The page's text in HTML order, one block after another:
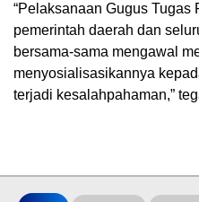
“Pelaksanaan Gugus Tugas
pemerintah daerah dan
bersama-sama mengawal
menyosialisasikannya
terjadi kesalahpahaman,”